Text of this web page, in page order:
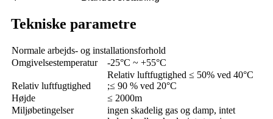
Tekniske parametre
Normale arbejds- og installationsforhold
Omgivelsestemperatur
-25°C ~ +55°C
Relativ luftfugtighed
Relativ luftfugtighed ≤ 50% ved 40°C
;≤ 90 % ved 20°C
Højde
≤ 2000m
Miljøbetingelser
ingen skadelig gas og damp, intet